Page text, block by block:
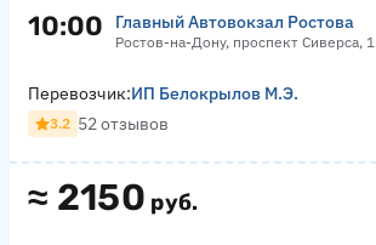
10:00 Главный Автовокзал Ростова
Ростов-на-Дону, проспект Сиверса, 1
≈ 2150 руб.
Перевозчик:ИП Белокрылов М.Э.
3.2 52 отзывов